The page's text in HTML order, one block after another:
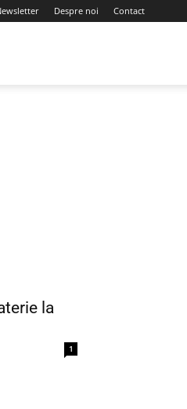
Despre noi Contact
la
1